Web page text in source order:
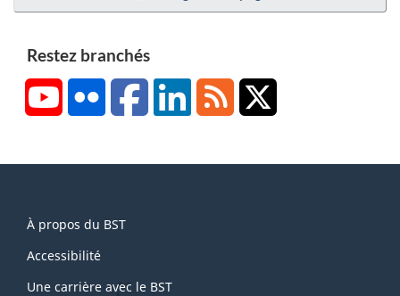
Restez branchés
YouTubeFlickr FacebookLinkedInRSS
this
site
À propos du BST
Accessibilité
Une carrière avec le BST